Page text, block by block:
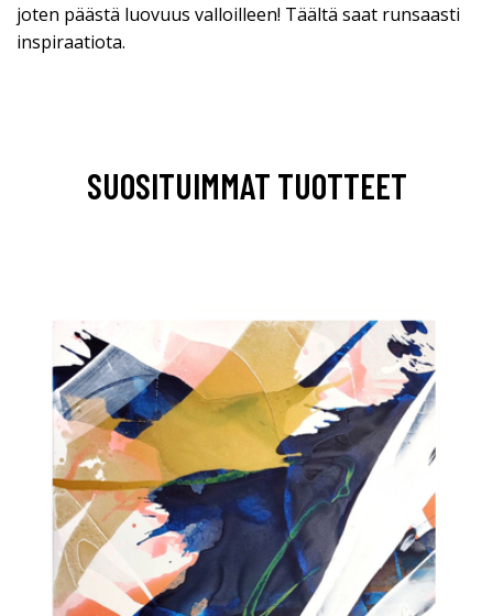
joten päästä luovuus valloilleen! Täältä saat runsaasti
inspiraatiota.
SUOSITUIMMAT TUOTTEET